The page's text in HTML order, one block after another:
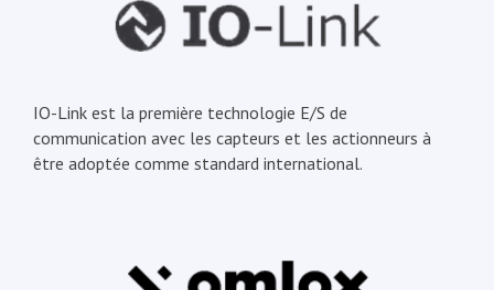
IO-Link est la première technologie E/S de
communication avec les capteurs et les actionneurs à
être adoptée comme standard international.